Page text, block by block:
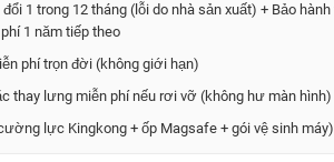
đổi 1 trong 12 tháng (lỗi do nhà sản xuất) + Bảo
1 năm tiếp theo
phí trọn đời (không giới hạn)
thay lưng miễn phí nếu rơi vỡ (không hư màn hình)
lực Kingkong + ốp Magsafe + gói vệ sinh